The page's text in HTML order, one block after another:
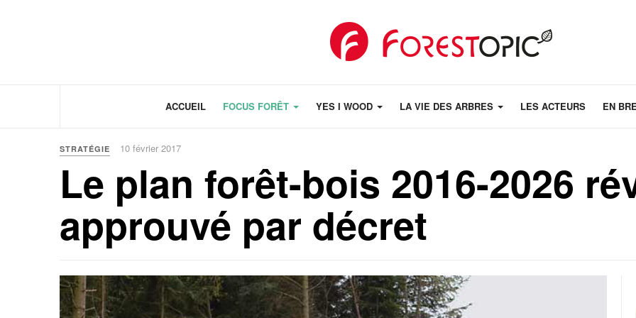
ACCUEIL FOCUS FORÊT YES I WOOD LA VIE DES ARBRES LES ACTEURS EN
STRATÉGIE 10 février 2017
Le plan forêt-bois 2016-2026
approuvé par décret